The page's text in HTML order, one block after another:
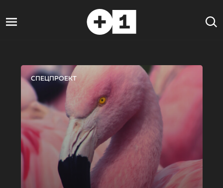
СПЕЦПРОЕКТ